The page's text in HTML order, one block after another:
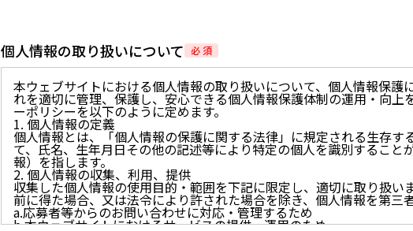
個人情報の取り扱いについて 必 須
本ウェブサイトにおける個人情報の取り扱いについて、個人情報保護
れを適切に管理、保護し、安心できる個人情報保護体制の運用・向上
ーポリシーを以下のように定めます。
1. 個人情報の定義
個人情報とは、「個人情報の保護に関する法律」に規定される生存す
て、氏名、生年月日その他の記述等により特定の個人を識別すること
報）を指します。
2. 個人情報の収集、利用、提供
収集した個人情報の使用目的・範囲を下記に限定し、適切に取り扱い
前に得た場合、又は法令により許された場合を除き、個人情報を第三
a.応募者等からのお問い合わせに対応・管理するため
b.本ウェブサイトにおけるサービスの提供・運用のため